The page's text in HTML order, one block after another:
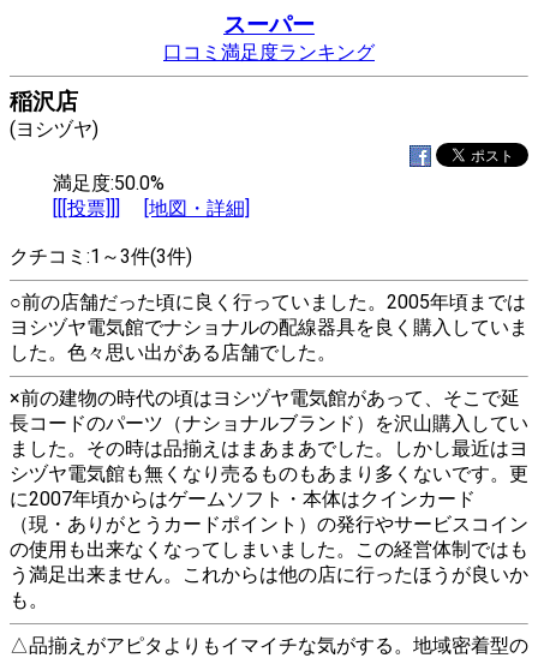
スーパー
口コミ満足度ランキング
稲沢店
(ヨシヅヤ)
満足度:50.0%
[[[投票]]]
[地図・詳細]
クチコミ:1～3件(3件)
○前の店舗だった頃に良く行っていました。2005年頃までは
ヨシヅヤ電気館でナショナルの配線器具を良く購入していま
した。色々思い出がある店舗でした。
×前の建物の時代の頃はヨシヅヤ電気館があって、そこで延
長コードのパーツ（ナショナルブランド）を沢山購入してい
ました。その時は品揃えはまあまあでした。しかし最近はヨ
シヅヤ電気館も無くなり売るものもあまり多くないです。更
に2007年頃からはゲームソフト・本体はクインカード
（現・ありがとうカードポイント）の発行やサービスコイン
の使用も出来なくなってしまいました。この経営体制ではも
う満足出来ません。これからは他の店に行ったほうが良いか
も。
△品揃えがアピタよりもイマイチな気がする。地域密着型の